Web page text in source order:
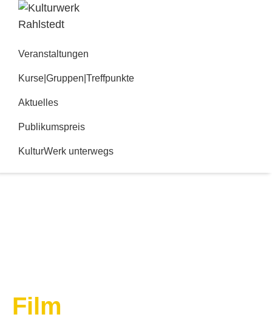
Hauptnavigation
Zum
Inhalt
Rahlstedt
Veranstaltungen
Kurse|Gruppen|Treffpunkte
Aktuelles
Publikumspreis
KulturWerk unterwegs
Film